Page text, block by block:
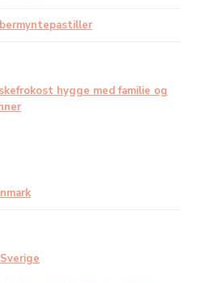
hygge med familie og